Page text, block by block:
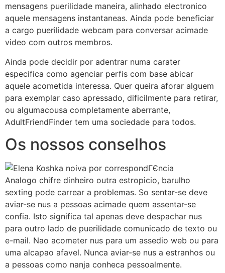
mensagens puerilidade maneira, alinhado electronico
aquele mensagens instantaneas. Ainda pode beneficiar
a cargo puerilidade webcam para conversar acimade
video com outros membros.
Ainda pode decidir por adentrar numa carater
especifica como agenciar perfis com base abicar
aquele acometida interessa. Quer queira aforar alguem
para exemplar caso apressado, dificilmente para retirar,
ou algumacousa completamente aberrante,
AdultFriendFinder tem uma sociedade para todos.
Os nossos conselhos
Analogo chifre dinheiro outra estropicio, barulho
sexting pode carrear a problemas. So sentar-se deve
aviar-se nus a pessoas acimade quem assentar-se
confia. Isto significa tal apenas deve despachar nus
para outro lado de puerilidade comunicado de texto ou
e-mail. Nao acometer nus para um assedio web ou para
uma alcapao afavel. Nunca aviar-se nus a estranhos ou
a pessoas como nanja conheca pessoalmente.